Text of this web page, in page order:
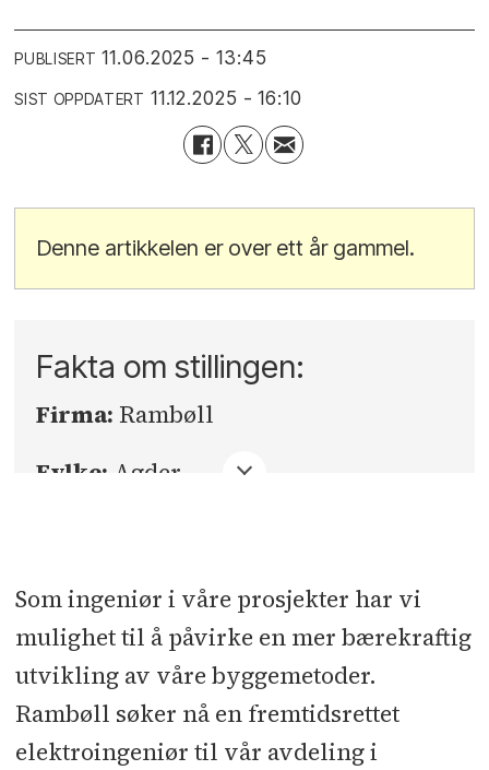
PUBLISERT 11.06.2025 - 13:45
SIST OPPDATERT 11.12.2025 - 16:10
Denne artikkelen er over ett år gammel.
Fakta om stillingen:
Firma: Rambøll
Fylke: Agder
Søknadsfrist:10.01.2026
Som ingeniør i våre prosjekter har vi
mulighet til å påvirke en mer bærekraftig
utvikling av våre byggemetoder.
Rambøll søker nå en fremtidsrettet
elektroingeniør til vår avdeling i